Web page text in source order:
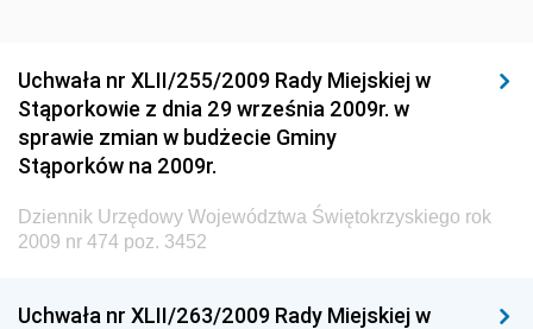
Dziennik Urzędowy Ministra Budownictwa i Przemysłu
Materiałów Budowlanych
Dziennik Urzędowy Ministra Infrastruktury i Rozwoju
Dziennik Urzędowy Głównego Inspektoratu Ochrony
Środowiska
Dziennik Urzędowy Generalnej Dyrekcji Ochrony
Dziennik Urzędowy Ministerstwa Administracji,
Uchwała nr XLII/255/2009 Rady Miejskiej w
Stąporkowie z dnia 29 września 2009r. w
sprawie zmian w budżecie Gminy
Stąporków na 2009r.
Dziennik Urzędowy Województwa Świętokrzyskiego rok
2009 nr 474 poz. 3452
Uchwała nr XLII/263/2009 Rady Miejskiej w